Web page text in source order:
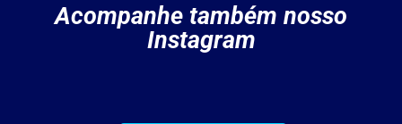
Acompanhe também nosso
Instagram